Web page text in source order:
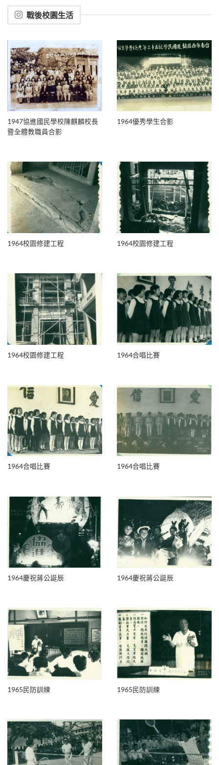
戰後校園生活
1947協進國民學校陳麒麟校長
暨全體教職員合影
1964優秀學生合影
1964校園修建工程 1964校園修建工程
1964校園修建工程 1964合唱比賽
1964合唱比賽 1964合唱比賽
1964慶祝蔣公誕辰 1964慶祝蔣公誕辰
1965民防訓練 1965民防訓練